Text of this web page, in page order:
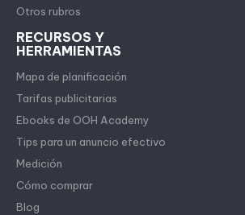
Otros rubros
RECURSOS Y
HERRAMIENTAS
Mapa de planificación
Tarifas publicitarias
Ebooks de OOH Academy
Tips para un anuncio efectivo
Medición
Cómo comprar
Blog